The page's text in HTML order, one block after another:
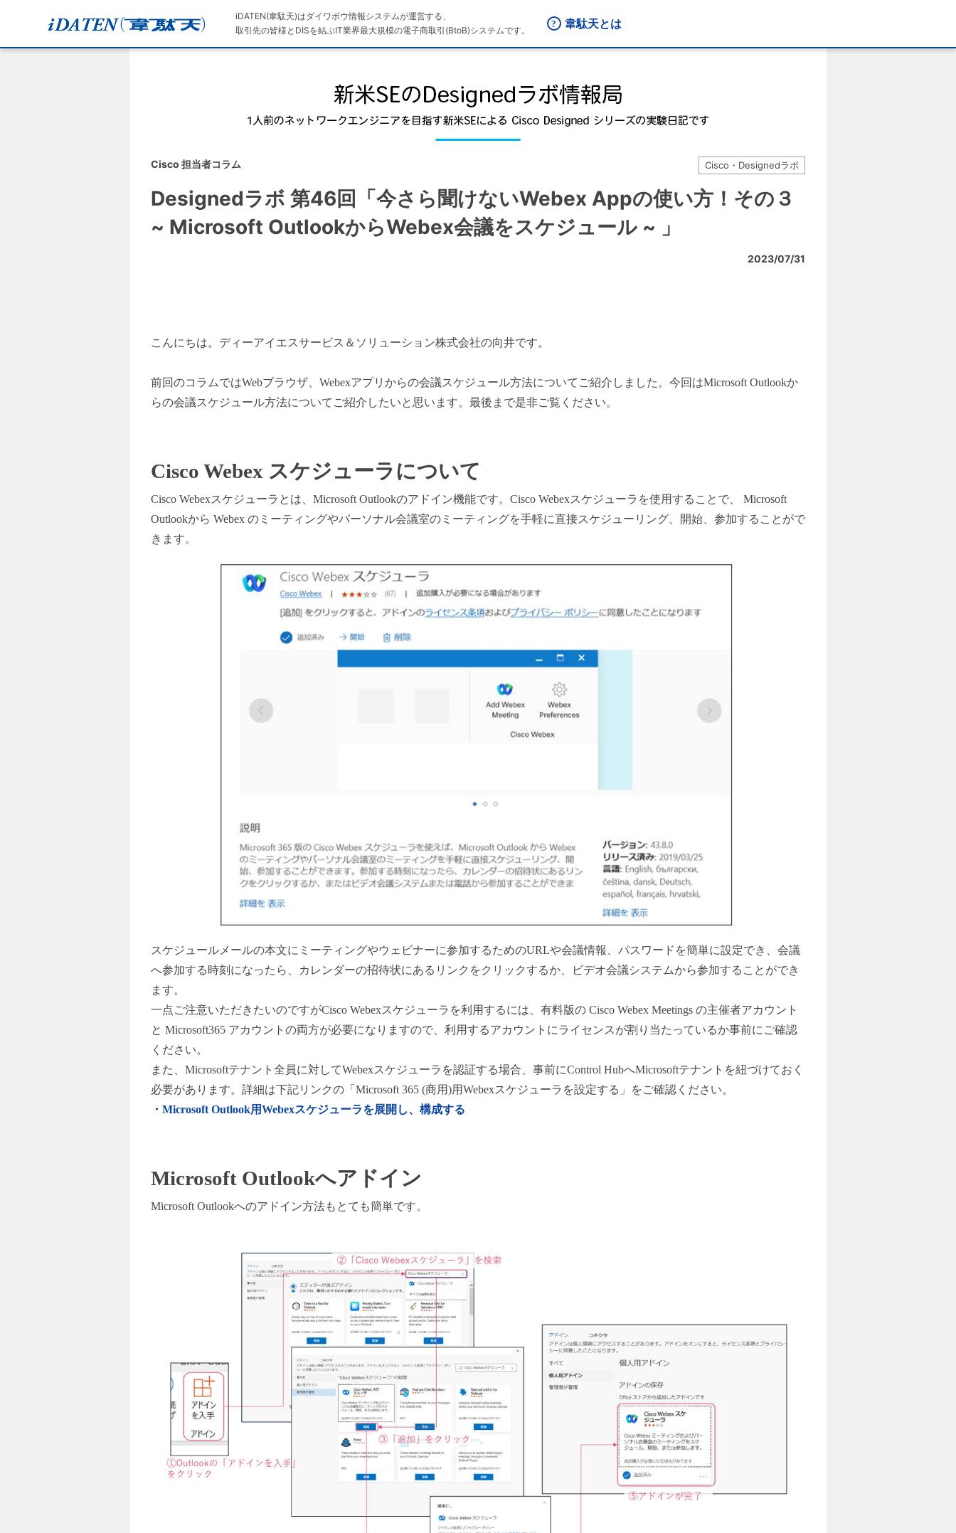
iDATEN(韋駄天)はダイワボウ情報システムが運営する、
取引先の皆様とDISを結ぶIT業界最大規模の電子商取引(BtoB)システムです。
韋駄天とは
Cisco 担当者コラム Cisco・Designedラボ
Designedラボ 第46回「今さら聞けないWebex Appの使い方！その３
~ Microsoft OutlookからWebex会議をスケジュール ~ 」
2023/07/31
こんにちは。ディーアイエスサービス＆ソリューション株式会社の向井です。
前回のコラムではWebブラウザ、Webexアプリからの会議スケジュール方法についてご紹介しました。今回はMicrosoft Outlookか
らの会議スケジュール方法についてご紹介したいと思います。最後まで是非ご覧ください。
Cisco Webex スケジューラについて
Cisco Webexスケジューラとは、Microsoft Outlookのアドイン機能です。Cisco Webexスケジューラを使用することで、 Microsoft
Outlookから Webex のミーティングやパーソナル会議室のミーティングを手軽に直接スケジューリング、開始、参加することがで
きます。
スケジュールメールの本文にミーティングやウェビナーに参加するためのURLや会議情報、パスワードを簡単に設定でき、会議
へ参加する時刻になったら、カレンダーの招待状にあるリンクをクリックするか、ビデオ会議システムから参加することができ
ます。
一点ご注意いただきたいのですがCisco Webexスケジューラを利用するには、有料版の Cisco Webex Meetings の主催者アカウント
と Microsoft365 アカウントの両方が必要になりますので、利用するアカウントにライセンスが割り当たっているか事前にご確認
ください。
また、Microsoftテナント全員に対してWebexスケジューラを認証する場合、事前にControl HubへMicrosoftテナントを紐づけておく
必要があります。詳細は下記リンクの「Microsoft 365 (商用)用Webexスケジューラを設定する」をご確認ください。
・Microsoft Outlook用Webexスケジューラを展開し、構成する
Microsoft Outlookへアドイン
Microsoft Outlookへのアドイン方法もとても簡単です。